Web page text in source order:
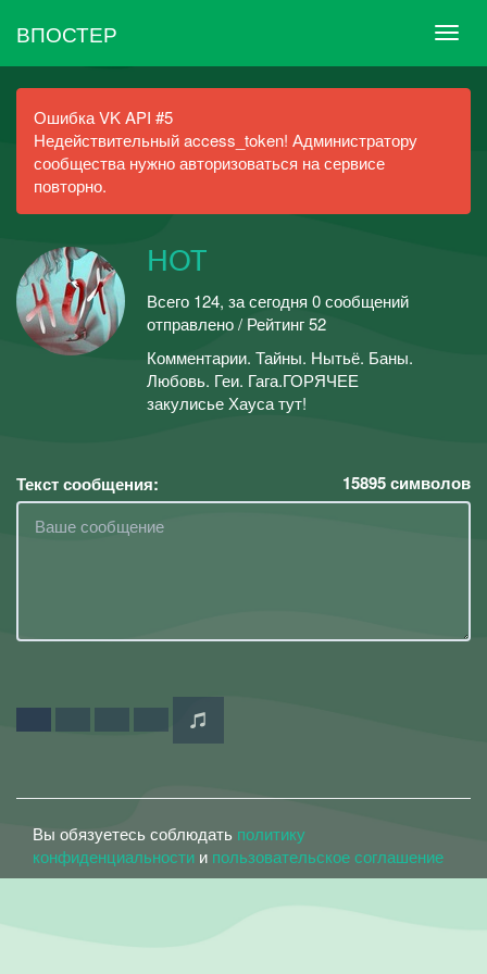
ВПОСТЕР
Ошибка VK API #5
Недействительный access_token! Администратору
сообщества нужно авторизоваться на сервисе
повторно.
HOT
Всего 124, за сегодня 0 сообщений
отправлено / Рейтинг 52
Комментарии. Тайны. Нытьё. Баны.
Любовь. Геи. Гага.ГОРЯЧЕЕ
закулисье Хауса тут!
Текст сообщения: 15895символов
Вы обязуетесь соблюдать политику
конфиденциальности и пользовательское соглашение